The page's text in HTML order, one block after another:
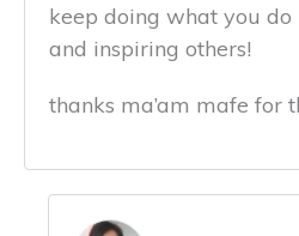
keep doing what you do
and inspiring others!
thanks ma’am mafe for